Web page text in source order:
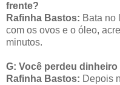
frente?
Rafinha Bastos: Bata no
com os ovos e o óleo,
minutos.
G: Você perdeu
Rafinha Bastos: Depois